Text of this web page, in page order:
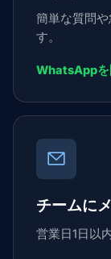
簡単な質問
す。
WhatsAppを
チームに
営業日1日以